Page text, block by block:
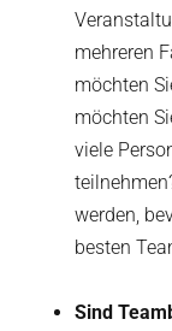
mehreren
möchten
möchten
viele
werden,
besten
Sind